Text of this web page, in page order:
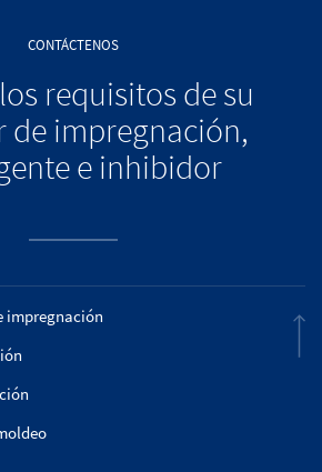
CONTÁCTENOS
requisitos de su
de impregnación,
e inhibidor
impregnación